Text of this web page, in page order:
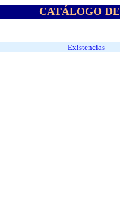
CATÁLOGO
Existencias